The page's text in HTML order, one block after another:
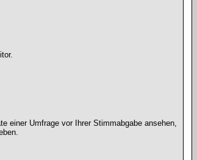
einer Umfrage vor Ihrer Stimmabgabe ansehen,